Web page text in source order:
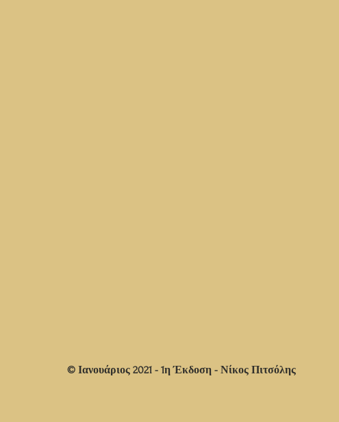
© Ιανουάριος 2021 - 1η Έκδοση - Νίκος Πιτσόλης